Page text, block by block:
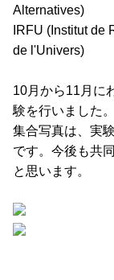
Alternatives)
IRFU (Institut de
de l'Univers)
10月から11月に
験を行いました。
集合写真は、実
です。今後も共
と思います。